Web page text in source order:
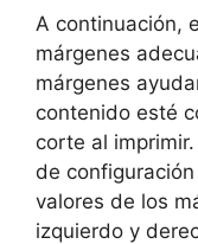
A continuación,
márgenes
márgenes
contenido esté
corte al
de
valores de los
izquierdo y